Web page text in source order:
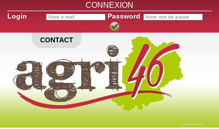
CONNEXION
Login Password
CONTACT